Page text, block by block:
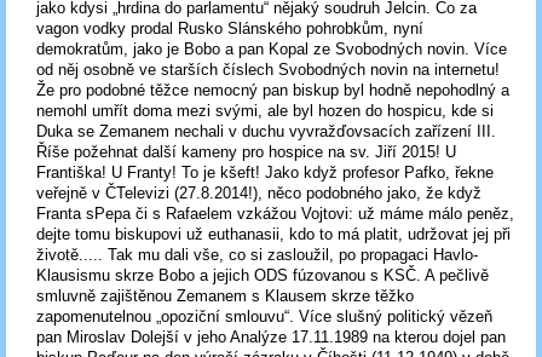
jako kdysi „hrdina do parlamentu“ nějaký soudruh Jelcin. Co za
vagon vodky prodal Rusko Slánského pohrobkům, nyní
demokratům, jako je Bobo a pan Kopal ze Svobodných novin. Více
od něj osobně ve starších číslech Svobodných novin na internetu!
Že pro podobné těžce nemocný pan biskup byl hodně nepohodlný a
nemohl umřít doma mezi svými, ale byl hozen do hospicu, kde si
Duka se Zemanem nechali v duchu vyvražďovsacích zařízení III.
Říše požehnat další kameny pro hospice na sv. Jiří 2015! U
Františka! U Franty! To je kšeft! Jako když profesor Pafko, řekne
veřejně v ČTelevizi (27.8.2014!), něco podobného jako, že když
Franta sPepa či s Rafaelem vzkážou Vojtovi: už máme málo peněz,
dejte tomu biskupovi už euthanasii, kdo to má platit, udržovat jej při
životě..... Tak mu dali vše, co si zasloužil, po propagaci Havlo-
Klausismu skrze Bobo a jejich ODS fúzovanou s KSČ. A pečlivě
smluvně zajištěnou Zemanem s Klausem skrze těžko
zapomenutelnou „opoziční smlouvu“. Více slušný politický vězeň
pan Miroslav Dolejší v jeho Analýze 17.11.1989 na kterou dojel pan